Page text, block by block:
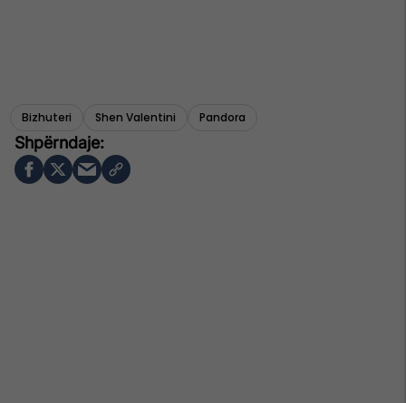
Bizhuteri Shen Valentini Pandora